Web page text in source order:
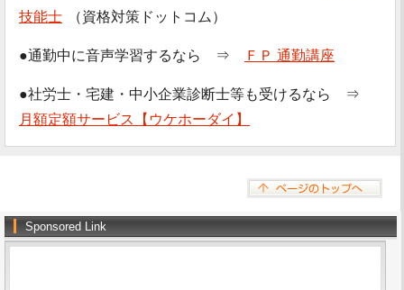
技能士
（資格対策ドットコム）
●通勤中に音声学習するなら ⇒ ＦＰ 通勤講座
●社労士・宅建・中小企業診断士等も受けるなら ⇒
月額定額サービス【ウケホーダイ】
Sponsored Link